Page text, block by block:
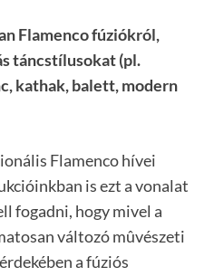
Flamenco fúziókról,
táncstílusokat (pl.
kathak, balett, modern
Flamenco hívei
is ezt a vonalat
fogadni, hogy mivel a
változó mûvészeti
a fúziós